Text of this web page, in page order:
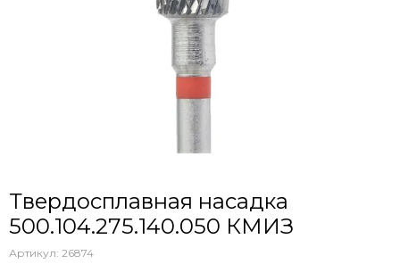
Твердосплавная насадка
500.104.275.140.050 КМИЗ
Артикул: 26874